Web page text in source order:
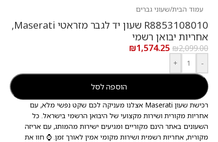
עמוד הבית/שעוני גברים
R8853108010 שעון יד לגבר מזראטי Maserati,
אחריות יבואן רשמי
₪2,099.00
₪1,574.25
-
+
הוספה לסל
רכישת שעון Maserati אצלנו מעניקה לכם שקט נפשי מלא, עם
אחריות מקורית ושירות מקצועי של היבואן הרשמי בישראל. כל
השעונים באתר הינם מקוריים ומגיעים ישירות מהמותג, עם אריזה
מקורית, אחריות רשמית ושירות מקומי אמין לאורך זמן. ⌚ חוו את